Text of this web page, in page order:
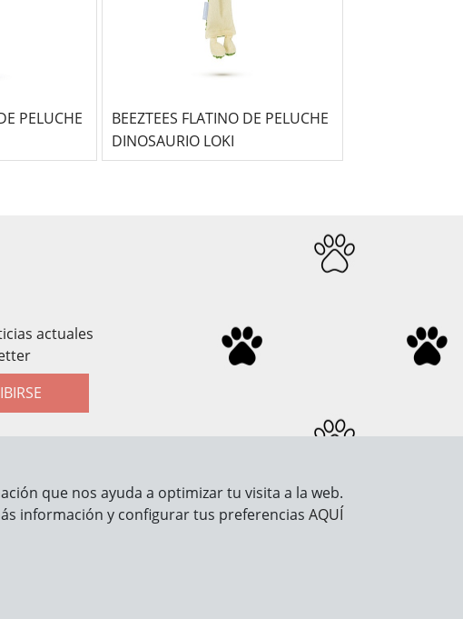
PELUCHE
BEEZTEES FLATINO DE PELUCHE
DINOSAURIO LOKI
actuales
Información legal
que nos ayuda a optimizar tu visita a la web.
información y configurar tus preferencias AQUÍ